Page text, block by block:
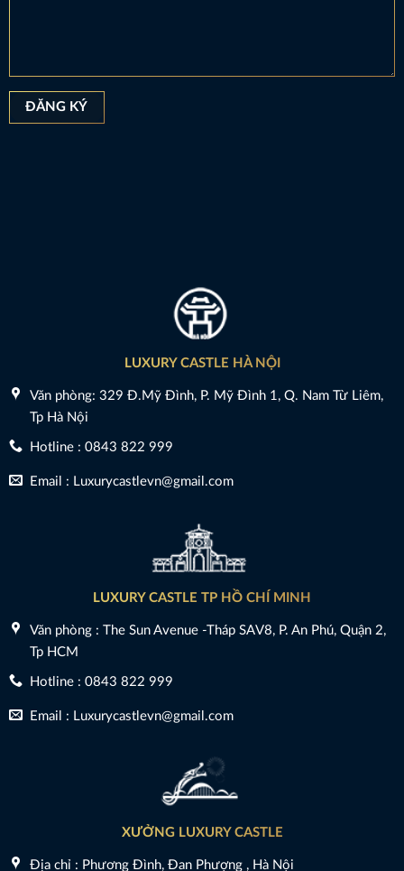
LUXURY CASTLE HÀ NỘI
Văn phòng: 329 Đ.Mỹ Đình, P. Mỹ Đình 1, Q. Nam Từ Liêm,
Tp Hà Nội
Hotline : 0843 822 999
Email : Luxurycastlevn@gmail.com
LUXURY CASTLE TP HỒ CHÍ MINH
Văn phòng : The Sun Avenue -Tháp SAV8, P. An Phú, Quận 2,
Tp HCM
Hotline : 0843 822 999
Email : Luxurycastlevn@gmail.com
XƯỞNG LUXURY CASTLE
Địa chỉ : Phương Đình, Đan Phượng , Hà Nội